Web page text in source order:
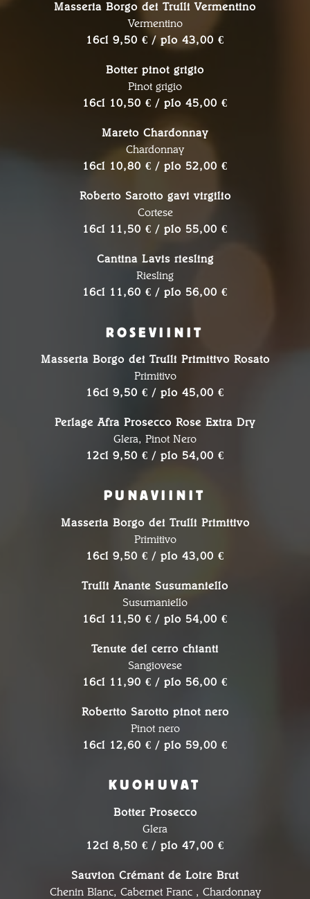
Masseria Borgo dei Trulli Vermentino
Vermentino
16cl 9,50 € / plo 43,00 €
Botter pinot grigio
Pinot grigio
16cl 10,50 € / plo 45,00 €
Mareto Chardonnay
Chardonnay
16cl 10,80 € / plo 52,00 €
Roberto Sarotto gavi virgilio
Cortese
16cl 11,50 € / plo 55,00 €
Cantina Lavis riesling
Riesling
16cl 11,60 € / plo 56,00 €
ROSEVIINIT
Masseria Borgo dei Trulli Primitivo Rosato
Primitivo
16cl 9,50 € / plo 45,00 €
Perlage Afra Prosecco Rose Extra Dry
Glera, Pinot Nero
12cl 9,50 € / plo 54,00 €
PUNAVIINIT
Masseria Borgo dei Trulli Primitivo
Primitivo
16cl 9,50 € / plo 43,00 €
Trulli Anante Susumaniello
Susumaniello
16cl 11,50 € / plo 54,00 €
Tenute del cerro chianti
Sangiovese
16cl 11,90 € / plo 56,00 €
Robertto Sarotto pinot nero
Pinot nero
16cl 12,60 € / plo 59,00 €
KUOHUVAT
Botter Prosecco
Glera
12cl 8,50 € / plo 47,00 €
Sauvion Crémant de Loire Brut
Chenin Blanc, Cabernet Franc , Chardonnay